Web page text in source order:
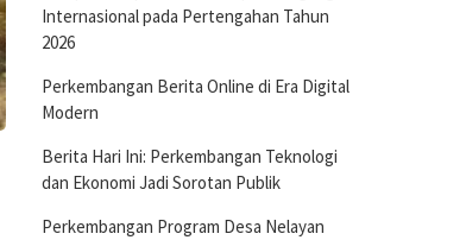
Internasional pada Pertengahan Tahun
2026
Perkembangan Berita Online di Era Digital
Modern
Berita Hari Ini: Perkembangan Teknologi
dan Ekonomi Jadi Sorotan Publik
Perkembangan Program Desa Nelayan